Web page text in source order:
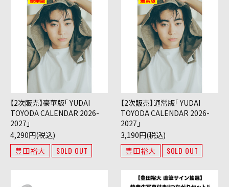
【2次販売】豪華版「 YUDAI
TOYODA CALENDAR 2026-
2027」
4,290円(税込)
豊田裕大 SOLD OUT
【2次販売】通常版「 YUDAI
TOYODA CALENDAR 2026-
2027」
3,190円(税込)
豊田裕大 SOLD OUT